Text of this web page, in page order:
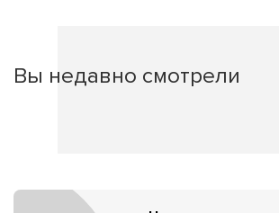
Вы недавно смотрели